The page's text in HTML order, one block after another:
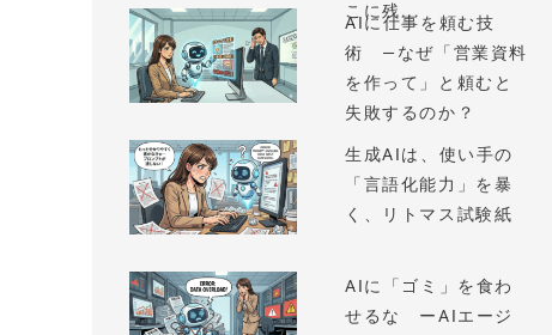
こに残...
AIに仕事を頼む技
術 —なぜ「営業資料
を作って」と頼むと
失敗するのか？
生成AIは、使い手の
「言語化能力」を暴
く、リトマス試験紙
AIに「ゴミ」を食わ
せるな ーAIエージ